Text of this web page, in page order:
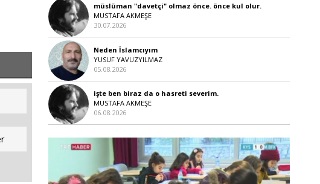
müslüman "davetçi" olmaz önce. önce kul olur.
MUSTAFA AKMEŞE
30.07.2026
Neden İslamcıyım
YUSUF YAVUZYILMAZ
05.08.2026
işte ben biraz da o hasreti severim.
MUSTAFA AKMEŞE
06.08.2026